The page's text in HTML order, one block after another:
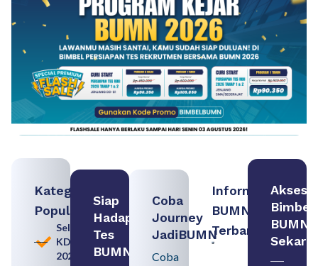
Kategori
Populer
Seleksi
KDKMP
2026
Siap
Hadapi
Tes
BUMN
Coba
Journey
JadiBUMN
Coba
Informasi
BUMN
Terbaru:
Akses
Bimbel
BUMN